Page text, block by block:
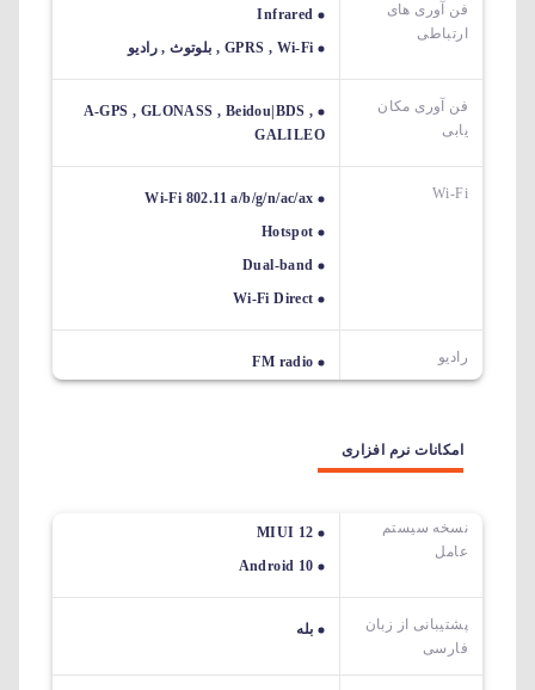
فن آوری های
ارتباطی
Infrared
GPRS , Wi-Fi , بلوتوث , رادیو
فن آوری مکان
یابی
A-GPS , GLONASS , Beidou|BDS ,
GALILEO
Wi-Fi
Wi-Fi 802.11 a/b/g/n/ac/ax
Hotspot
Dual-band
Wi-Fi Direct
رادیو FM radio
امکانات نرم افزاری
نسخه سیستم
عامل
MIUI 12
Android 10
پشتیبانی از زبان
فارسی
بله